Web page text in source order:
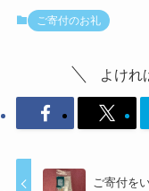
ご寄付のお礼
よけれ
ご寄付を